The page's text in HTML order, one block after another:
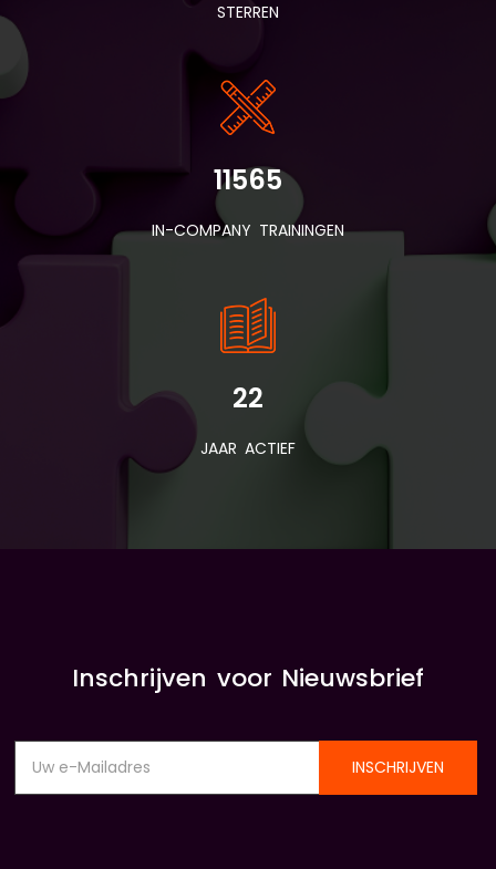
STERREN
11565
IN-COMPANY TRAININGEN
22
JAAR ACTIEF
Inschrijven voor Nieuwsbrief
INSCHRIJVEN